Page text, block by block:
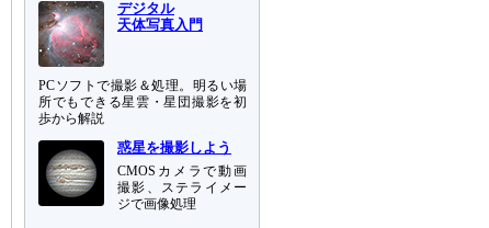
デジタル
天体写真入門
PCソフトで撮影＆処理。明るい場
所でもできる星雲・星団撮影を初
歩から解説
惑星を撮影しよう
CMOSカメラで動画
撮影、ステライメー
ジで画像処理